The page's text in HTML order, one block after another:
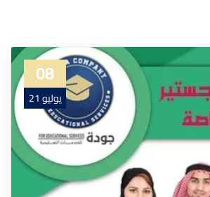
08
يوليو 21